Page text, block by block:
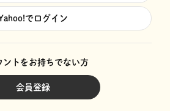
でログイン
ントをお持ちでない方
会員登録